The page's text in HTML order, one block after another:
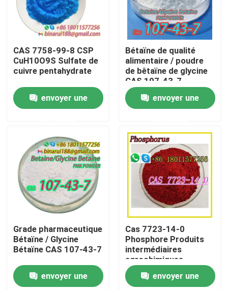
Visite de l'usine
Contrôle de la qualité
Demandez un devis
Matière première de produits chimiques inorganiques
intermédiaires chimiques fines
Intermédiaires agrochimiques
Produits chimiques organiques de base
Matières premières pharmaceutiques
CAS 7758-99-8 CSP
CuH10O9S Sulfate de
cuivre pentahydrate
envoyer une
Bétaïne de qualité
alimentaire / poudre
de bêtaïne de glycine
CAS 107-43-7
envoyer une
Grade pharmaceutique
Bétaïne / Glycine
Bétaïne CAS 107-43-7
envoyer une
Cas 7723-14-0
Phosphore Produits
intermédiaires
agrochimiques
envoyer une